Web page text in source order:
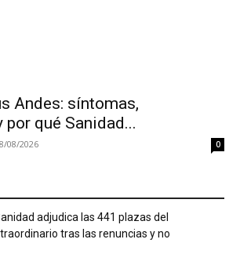
Andes: síntomas,
qué Sanidad...
08/2026 0
adjudica las 441 plazas del
tras las renuncias y no